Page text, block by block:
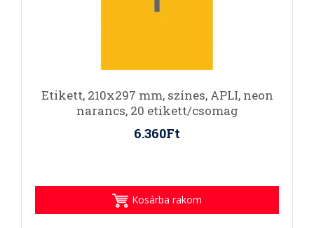
Etikett, 210x297 mm, színes, APLI, neon
narancs, 20 etikett/csomag
6.360Ft
Kosárba rakom